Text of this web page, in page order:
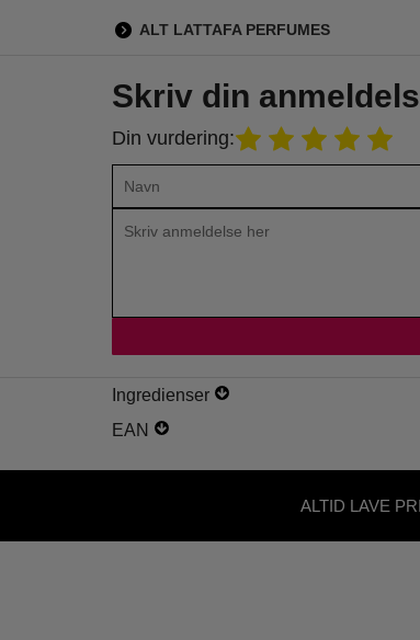
ALT LATTAFA PERFUMES
Skriv din
Din vurdering:
Ingredienser
EAN
ALTID LAVE